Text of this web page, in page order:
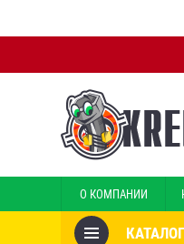
О КОМПАНИИ